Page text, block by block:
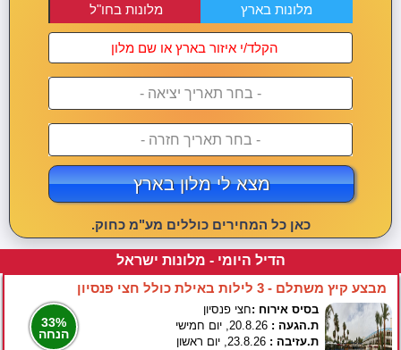
מלונות בחו"ל מלונות בארץ
- בחר תאריך יציאה -
- בחר תאריך חזרה -
מצא לי מלון בארץ
כאן כל המחירים כוללים מע"מ כחוק.
הדיל היומי - מלונות ישראל
מבצע קיץ משתלם - 3 לילות באילת כולל חצי פנסיון
33%
הנחה
בסיס אירוח :חצי פנסיון
ת.הגעה : 20.8.26, יום חמישי
ת.עזיבה : 23.8.26, יום ראשון